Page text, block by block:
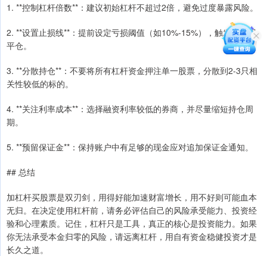
1. **控制杠杆倍数**：建议初始杠杆不超过2倍，避免过度暴露风险。
2. **设置止损线**：提前设定亏损阈值（如10%-15%），触发后立即
平仓。
3. **分散持仓**：不要将所有杠杆资金押注单一股票，分散到2-3只相
关性较低的标的。
4. **关注利率成本**：选择融资利率较低的券商，并尽量缩短持仓周
期。
5. **预留保证金**：保持账户中有足够的现金应对追加保证金通知。
## 总结
加杠杆买股票是双刃剑，用得好能加速财富增长，用不好则可能血本
无归。在决定使用杠杆前，请务必评估自己的风险承受能力、投资经
验和心理素质。记住，杠杆只是工具，真正的核心是投资能力。如果
你无法承受本金归零的风险，请远离杠杆，用自有资金稳健投资才是
长久之道。